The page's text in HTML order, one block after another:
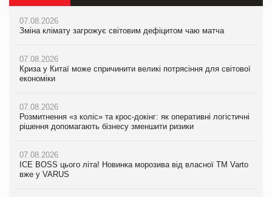
07.08.2026
Зміна клімату загрожує світовим дефіцитом чаю матча
07.08.2026
Криза у Китаї може спричинити великі потрясіння для світової
економіки
07.08.2026
Розмитнення «з коліс» та крос-докінг: як оперативні логістичні
рішення допомагають бізнесу зменшити ризики
07.08.2026
ICE BOSS цього літа! Новинка морозива від власної ТМ Varto
вже у VARUS
07.08.2026
Зміна клімату загрожує світовим дефіцитом чаю матча
07.08.2026
Криза у Китаї може спричинити великі потрясіння для світової
економіки
07.08.2026
Розмитнення «з коліс» та крос-докінг: як оперативні логістичні
рішення допомагають бізнесу зменшити ризики
07.08.2026
ICE BOSS цього літа! Новинка морозива від власної ТМ Varto
вже у VARUS
07.08.2026
Зміна клімату загрожує світовим дефіцитом чаю матча
07.08.2026
Криза у Китаї може спричинити великі потрясіння для світової
економіки
07.08.2026
Kraft Heinz скоротила збиток у першому півріччі
Продажі Hugo Boss впали на 9%